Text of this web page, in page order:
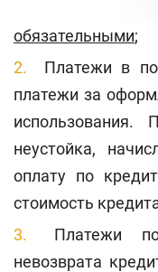
обязательными;
Платежи в
платежи за
неустойка,
оплату по
стоимость
Платежи
невозврата